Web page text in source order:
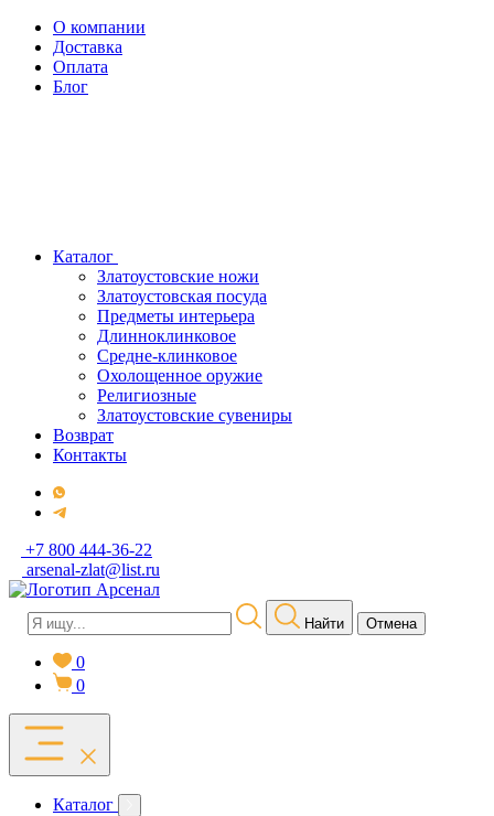
О компании
Доставка
Оплата
Блог
Каталог
Златоустовские ножи
Златоустовская посуда
Предметы интерьера
Длинноклинковое
Средне-клинковое
Охолощенное оружие
Религиозные
Златоустовские сувениры
Возврат
Контакты
+7 800 444-36-22
arsenal-zlat@list.ru
Найти Отмена
0
0
Каталог